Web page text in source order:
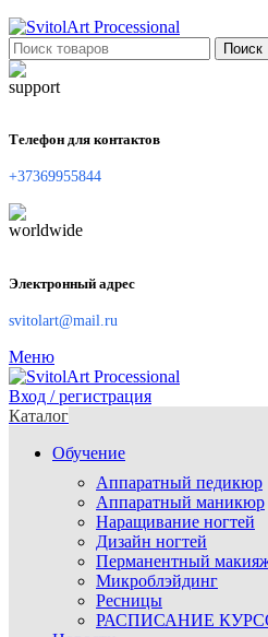
Поиск
Телефон для контактов
+37369955844
Электронный адрес
svitolart@mail.ru
Меню
Вход / регистрация
Каталог
Обучение
Аппаратный педикюр
Аппаратный маникюр
Наращивание ногтей
Дизайн ногтей
Перманентный
Микроблэйдинг
Ресницы
РАСПИСАНИЕ